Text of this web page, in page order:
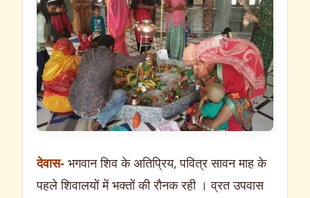
देवास- भगवान शिव के अतिप्रिय, पवित्र सावन माह के
पहले शिवालयों में भक्तों की रौनक रही । व्रत उपवास